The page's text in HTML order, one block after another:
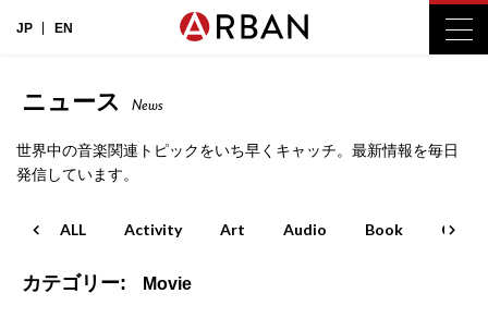
JP EN
ニュース News
世界中の音楽関連トピックをいち早くキャッチ。最新情報を毎日
発信しています。
ALL Activity Art Audio Book
カテゴリー: Movie